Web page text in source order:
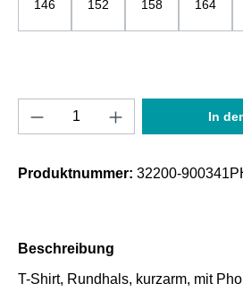
146 152 158 164
Produkt Anzahl: Gib In
Produktnummer: 32200-
Beschreibung
T-Shirt, Rundhals, kurzarm, mit